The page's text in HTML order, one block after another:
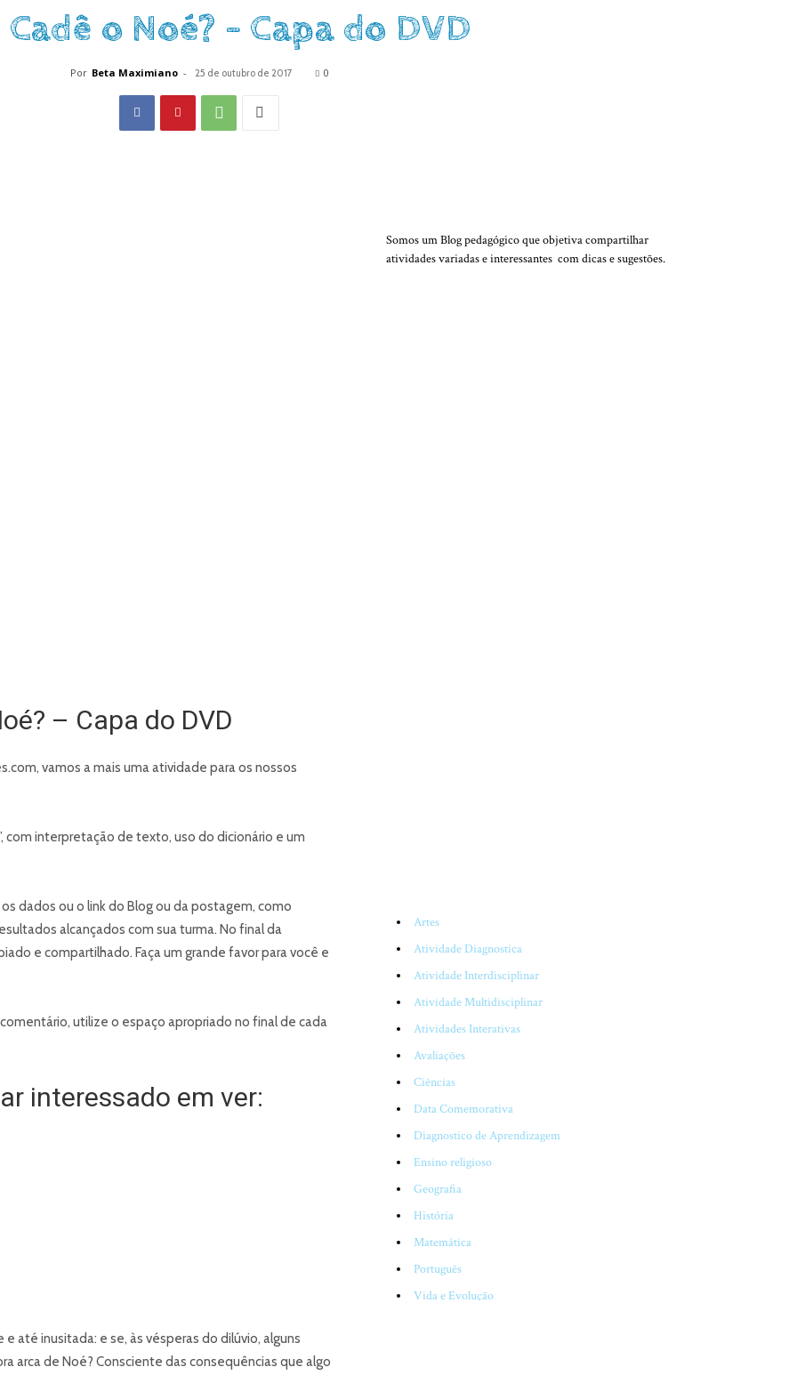
o Noé? – Capa do DVD
Por Beta Maximiano - 25 de outubro de 2017 0
– Capa do DVD
vamos a mais uma atividade para os nossos
com interpretação de texto, uso do dicionário e um
dados ou o link do Blog ou da postagem, como
alcançados com sua turma. No final da
e compartilhado. Faça um grande favor para você e
utilize o espaço apropriado no final de cada
interessado em ver:
até inusitada: e se, às vésperas do dilúvio, alguns
arca de Noé? Consciente das consequências que algo
Somos um Blog pedagógico que objetiva compartilhar
atividades variadas e interessantes com dicas e sugestões.
Artes
Atividade Diagnostica
Atividade Interdisciplinar
Atividade Multidisciplinar
Atividades Interativas
Avaliações
Ciências
Data Comemorativa
Diagnostico de Aprendizagem
Ensino religioso
Geografia
História
Matemática
Português
Vida e Evolução